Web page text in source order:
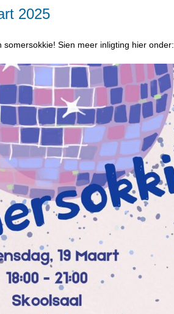
2025
somersokkie! Sien meer inligting hier onder: